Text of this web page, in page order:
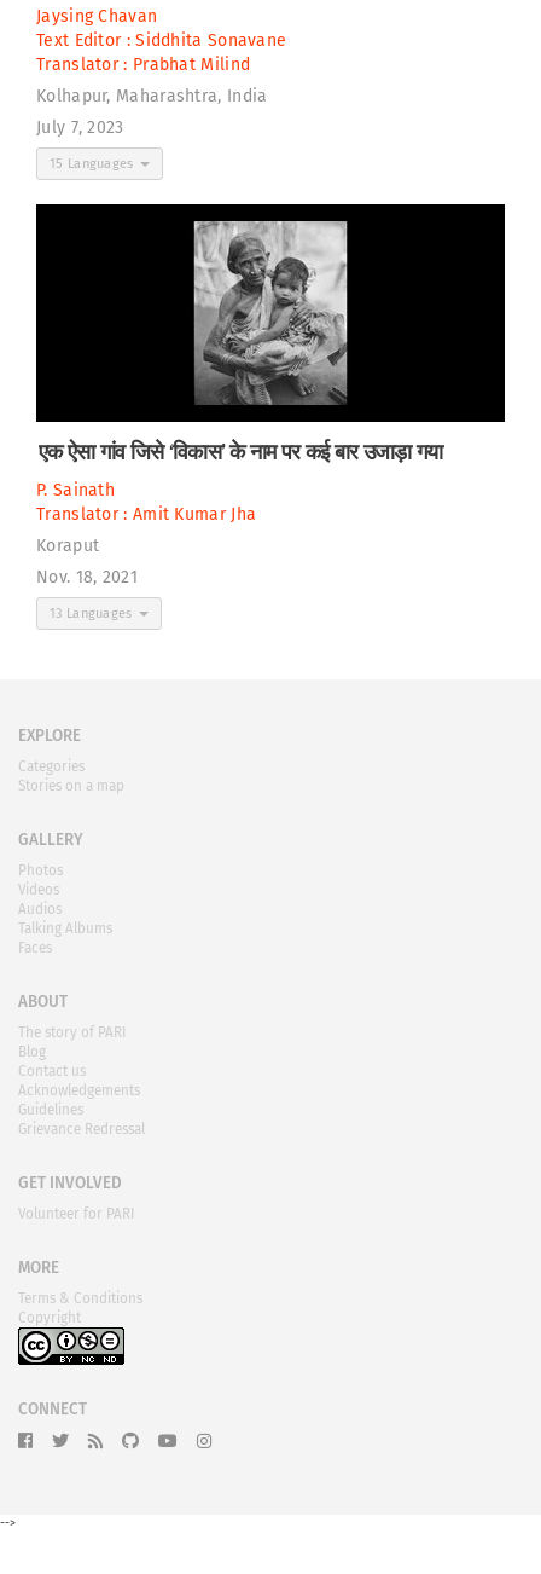
Jaysing Chavan
Text Editor :Siddhita Sonavane
Translator : Prabhat Milind
Kolhapur, Maharashtra, India
July 7, 2023
15 Languages
एक ऐसा गांव जिसे ‘विकास’ के नाम पर कई बार उजाड़ा गया
P. Sainath
Translator : Amit Kumar Jha
Koraput
Nov. 18, 2021
13 Languages
EXPLORE
Categories
Stories on a map
GALLERY
Photos
Videos
Audios
Talking Albums
Faces
ABOUT
The story of PARI
Blog
Contact us
Acknowledgements
Guidelines
Grievance Redressal
GET INVOLVED
Volunteer for PARI
MORE
Terms & Conditions
Copyright
CONNECT
-->